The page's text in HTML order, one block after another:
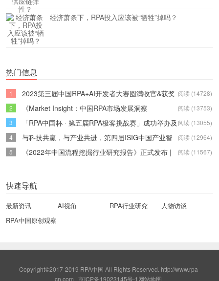
经济萧条下，RPA投入应该被“牺牲”掉吗？
热门信息
阅读 (14728)
1
2023第三届中国RPA+AI开发者大赛圆满收官&获奖
名单公示
阅读 (13753)
2
《Market Insight：中国RPA市场发展洞察
（2022）》报告正式发布 | RPA中国
阅读 (13055)
3
「RPA中国杯 · 第五届RPA极客挑战赛」成功举办及
获奖名单公示
阅读 (12964)
4
与科技共赢，与产业共进，第四届ISIG中国产业智
能大会成功召开
阅读 (11567)
5
《2022年中国流程挖掘行业研究报告》正式发布 |
快速导航
最新资讯 AI视角 RPA行业研究
人物访谈
RPA中国原创观察
Copyright©2017-2019 RPA中国 All Rights Reserved. http://www.rpa-
cn.com 京ICP备19023145号-1 网站地图